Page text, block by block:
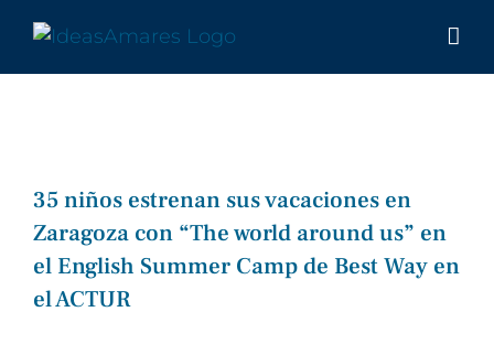
contenido
35 niños estrenan sus vacaciones en
Zaragoza con “The world around us” en
el English Summer Camp de Best Way en
el ACTUR